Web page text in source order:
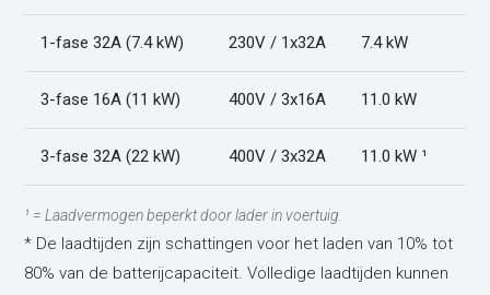
1-fase 32A (7.4 kW) 230V / 1x32A 7.4 kW
3-fase 16A (11 kW) 400V / 3x16A 11.0 kW
3-fase 32A (22 kW) 400V / 3x32A 11.0 kW ¹
¹ = Laadvermogen beperkt door lader in voertuig.
* De laadtijden zijn schattingen voor het laden van 10% tot
80% van de batterijcapaciteit. Volledige laadtijden kunnen